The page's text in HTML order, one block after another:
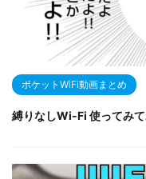
ポケットWiFi動画まとめ
縛りなしWi-Fi 使ってみ